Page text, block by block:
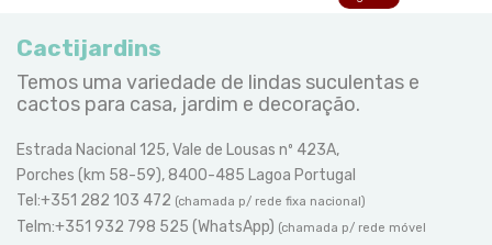
Cactijardins
Temos uma variedade de lindas suculentas e
cactos para casa, jardim e decoração.
Estrada Nacional 125, Vale de Lousas nº 423A,
Porches (km 58-59), 8400-485 Lagoa Portugal
Tel:+351 282 103 472 (chamada p/ rede fixa nacional)
Telm:+351 932 798 525 (WhatsApp) (chamada p/ rede móvel